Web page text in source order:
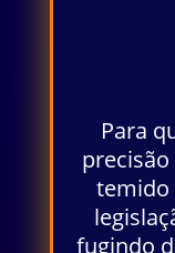
Para
temido
fugindo